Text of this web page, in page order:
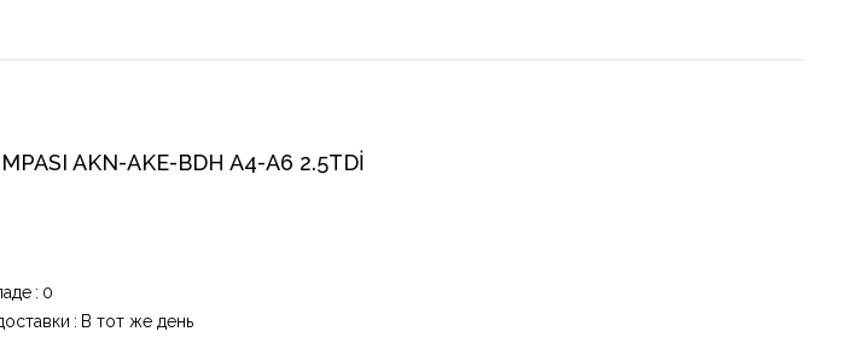
AKN-AKE-BDH A4-A6 2.5TDİ
: 0
: В тот же день